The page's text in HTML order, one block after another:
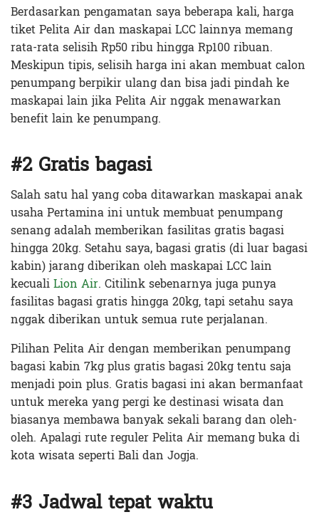
Berdasarkan pengamatan saya beberapa kali, harga
tiket Pelita Air dan maskapai LCC lainnya memang
rata-rata selisih Rp50 ribu hingga Rp100 ribuan.
Meskipun tipis, selisih harga ini akan membuat calon
penumpang berpikir ulang dan bisa jadi pindah ke
maskapai lain jika Pelita Air nggak menawarkan
benefit lain ke penumpang.
#2 Gratis bagasi
Salah satu hal yang coba ditawarkan maskapai anak
usaha Pertamina ini untuk membuat penumpang
senang adalah memberikan fasilitas gratis bagasi
hingga 20kg. Setahu saya, bagasi gratis (di luar bagasi
kabin) jarang diberikan oleh maskapai LCC lain
kecualiLion Air. Citilink sebenarnya juga punya
fasilitas bagasi gratis hingga 20kg, tapi setahu saya
nggak diberikan untuk semua rute perjalanan.
Pilihan Pelita Air dengan memberikan penumpang
bagasi kabin 7kg plus gratis bagasi 20kg tentu saja
menjadi poin plus. Gratis bagasi ini akan bermanfaat
untuk mereka yang pergi ke destinasi wisata dan
biasanya membawa banyak sekali barang dan oleh-
oleh. Apalagi rute reguler Pelita Air memang buka di
kota wisata seperti Bali dan Jogja.
#3 Jadwal tepat waktu